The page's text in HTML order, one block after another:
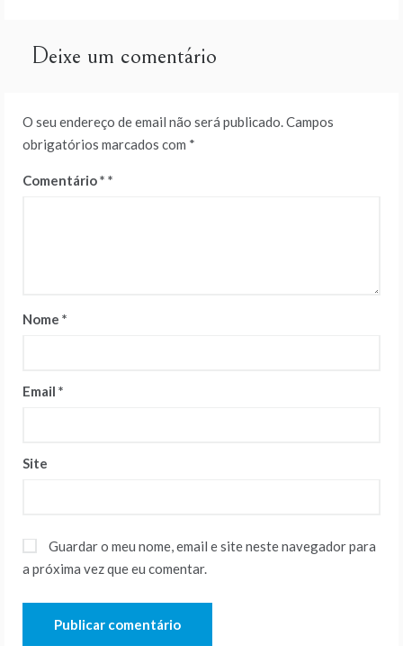
Deixe um comentário
O seu endereço de email não será publicado.Campos
obrigatórios marcados com *
Comentário*
Nome *
Email *
Site
Guardar o meu nome, email e site neste navegador para
a próxima vez que eu comentar.